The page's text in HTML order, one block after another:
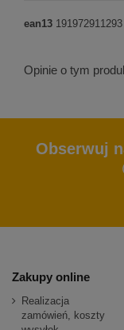
ean13 191972911293
Opinie o tym
Obserwuj
Zakupy online
Realizacja
zamówień, koszty